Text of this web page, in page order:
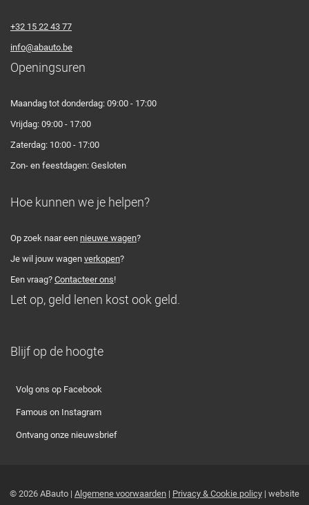
+32 15 22 43 77
info@abauto.be
Openingsuren
Maandag tot donderdag: 09:00 - 17:00
Vrijdag: 09:00 - 17:00
Zaterdag: 10:00 - 17:00
Zon- en feestdagen: Gesloten
Hoe kunnen we je helpen?
Op zoek naar een nieuwe wagen?
Je wil jouw wagen verkopen?
Een vraag? Contacteer ons!
Let op, geld lenen kost ook geld.
Blijf op de hoogte
Volg ons op Facebook
Famous on Instagram
Ontvang onze nieuwsbrief
© 2026 ABauto | Algemene voorwaarden | Privacy & Cookie policy | website